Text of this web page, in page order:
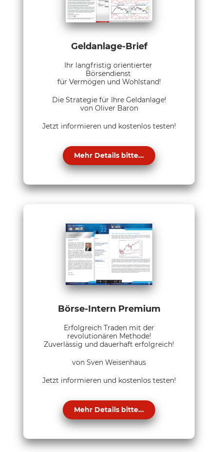
Geldanlage-Brief
Ihr langfristig orientierter
Börsendienst
für Vermögen und Wohlstand!
Die Strategie für Ihre Geldanlage!
von Oliver Baron
Jetzt informieren und kostenlos testen!
Mehr Details bitte...
Börse-Intern Premium
Erfolgreich Traden mit der
revolutionären Methode!
Zuverlässig und dauerhaft erfolgreich!
von Sven Weisenhaus
Jetzt informieren und kostenlos testen!
Mehr Details bitte...